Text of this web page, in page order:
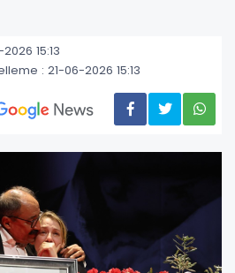
15:13
: 21-06-2026 15:13